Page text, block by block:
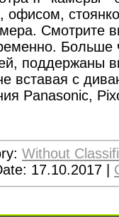
Смотрите
Больше
поддержаны
вставая с
Panasonic,
Without
17.10.2017